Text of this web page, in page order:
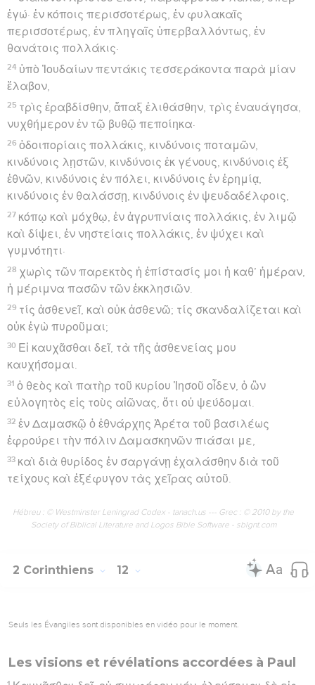
ἐγώ· ἐν κόποις περισσοτέρως, ἐν φυλακαῖς
περισσοτέρως, ἐν πληγαῖς ὑπερβαλλόντως, ἐν
θανάτοις πολλάκις·
24 ὑπὸ Ἰουδαίων πεντάκις τεσσεράκοντα παρὰ μίαν
ἔλαβον,
25 τρὶς ἐραβδίσθην, ἅπαξ ἐλιθάσθην, τρὶς ἐναυάγησα,
νυχθήμερον ἐν τῷ βυθῷ πεποίηκα·
26 ὁδοιπορίαις πολλάκις, κινδύνοις ποταμῶν,
κινδύνοις λῃστῶν, κινδύνοις ἐκ γένους, κινδύνοις ἐξ
ἐθνῶν, κινδύνοις ἐν πόλει, κινδύνοις ἐν ἐρημίᾳ,
κινδύνοις ἐν θαλάσσῃ, κινδύνοις ἐν ψευδαδέλφοις,
27 κόπῳ καὶ μόχθῳ, ἐν ἀγρυπνίαις πολλάκις, ἐν λιμῷ
καὶ δίψει, ἐν νηστείαις πολλάκις, ἐν ψύχει καὶ
γυμνότητι·
28 χωρὶς τῶν παρεκτὸς ἡ ἐπίστασίς μοι ἡ καθ’ ἡμέραν,
ἡ μέριμνα πασῶν τῶν ἐκκλησιῶν.
29 τίς ἀσθενεῖ, καὶ οὐκ ἀσθενῶ; τίς σκανδαλίζεται καὶ
οὐκ ἐγὼ πυροῦμαι;
30 Εἰ καυχᾶσθαι δεῖ, τὰ τῆς ἀσθενείας μου
καυχήσομαι.
31 ὁ θεὸς καὶ πατὴρ τοῦ κυρίου Ἰησοῦ οἶδεν, ὁ ὢν
εὐλογητὸς εἰς τοὺς αἰῶνας, ὅτι οὐ ψεύδομαι.
32 ἐν Δαμασκῷ ὁ ἐθνάρχης Ἁρέτα τοῦ βασιλέως
ἐφρούρει τὴν πόλιν Δαμασκηνῶν πιάσαι με,
33 καὶ διὰ θυρίδος ἐν σαργάνῃ ἐχαλάσθην διὰ τοῦ
τείχους καὶ ἐξέφυγον τὰς χεῖρας αὐτοῦ.
Hébreu : © Westminster Leningrad Codex - tanach.us --- Grec : © 2010 by the
Society of Biblical Literature and Logos Bible Software - sblgnt.com
2 Corinthiens 12
Seuls les Évangiles sont disponibles en vidéo pour le moment.
Les visions et révélations accordées à Paul
1